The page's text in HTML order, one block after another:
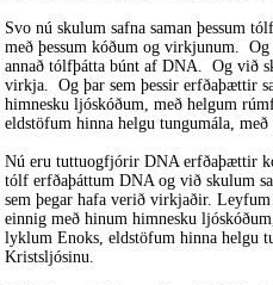
Svo nú skulum safna saman þessum
með þessum kóðum og virkjunum.
annað tólfþátta búnt af DNA. Og við
virkja. Og þar sem þessir erfðaþættir
himnesku ljóskóðum, með helgum
eldstöfum hinna helgu tungumála,
Nú eru tuttuogfjórir DNA erfðaþættir
tólf erfðaþáttum DNA og við skulum
sem þegar hafa verið virkjaðir.
einnig með hinum himnesku
lyklum Enoks, eldstöfum hinna helgu
Kristsljósinu.